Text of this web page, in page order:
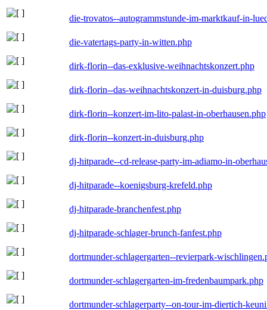
die-trovatos--autogrammstunde-im-marktkauf-in-
die-vatertags-party-in-witten.php
dirk-florin--das-exklusive-weihnachtskonzert.php
dirk-florin--das-weihnachtskonzert-in-duisburg.php
dirk-florin--konzert-im-lito-palast-in-oberhausen.php
dirk-florin--konzert-in-duisburg.php
dj-hitparade--cd-release-party-im-adiamo-in-
dj-hitparade--koenigsburg-krefeld.php
dj-hitparade-branchenfest.php
dj-hitparade-schlager-brunch-fanfest.php
dortmunder-schlagergarten--revierpark-
dortmunder-schlagergarten-im-fredenbaumpark.php
dortmunder-schlagerparty--on-tour-im-diertich-